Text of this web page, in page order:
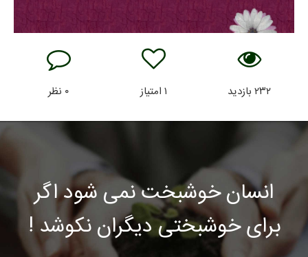
۲۳۲بازدید ۱امتیاز ۰ نظر
انسان خوشبخت نمی شود اگر
برای خوشبختی دیگران نکوشد !